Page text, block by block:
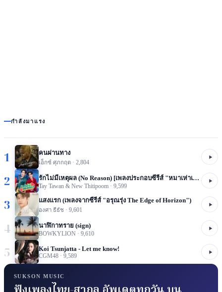
กำลังมาแรง
1 คนผ่านทาง
เอ็กซ์ ศุภกฤต · 2,804
2 รักไม่มีเหตุผล (No Reason) [เพลงประกอบซีรีส์ "หมาเห่าเครื่องบิน A Dog And A Plane"]
Tay Tawan & New Thitipoom · 9,599
3 แสงแรก (เพลงจากซีรีส์ "อรุณรุ่ง The Edge of Horizon")
องศา ธีธัช · 9,601
4 นาฬิกาทราย (sign)
BOWKYLION · 9,610
5 Koi Tsunjatta - Let me know!
CGM48 · 9,589
SUKSON MUSIC
ฟังเพลงไทย-สากล อัพเดตทุกวัน บน